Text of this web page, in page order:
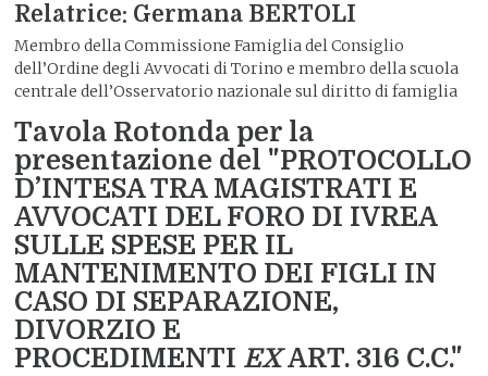
Relatrice: Germana BERTOLI
Membro della Commissione Famiglia del Consiglio
dell’Ordine degli Avvocati di Torino e membro della scuola
centrale dell’Osservatorio nazionale sul diritto di famiglia
Tavola Rotonda per la
presentazione del "PROTOCOLLO
D’INTESA TRA MAGISTRATI E
AVVOCATI DEL FORO DI IVREA
SULLE SPESE PER IL
MANTENIMENTO DEI FIGLI IN
CASO DI SEPARAZIONE,
DIVORZIO E
PROCEDIMENTI EXART. 316 C.C."